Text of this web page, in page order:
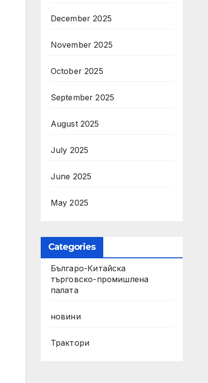
December 2025
November 2025
October 2025
September 2025
August 2025
July 2025
June 2025
May 2025
Categories
Българо-Китайска
търговско-промишлена
палата
новини
Трактори